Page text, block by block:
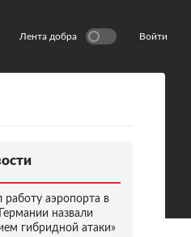
Лента добра Войти
аэропорта в
назвали
гибридной атаки»